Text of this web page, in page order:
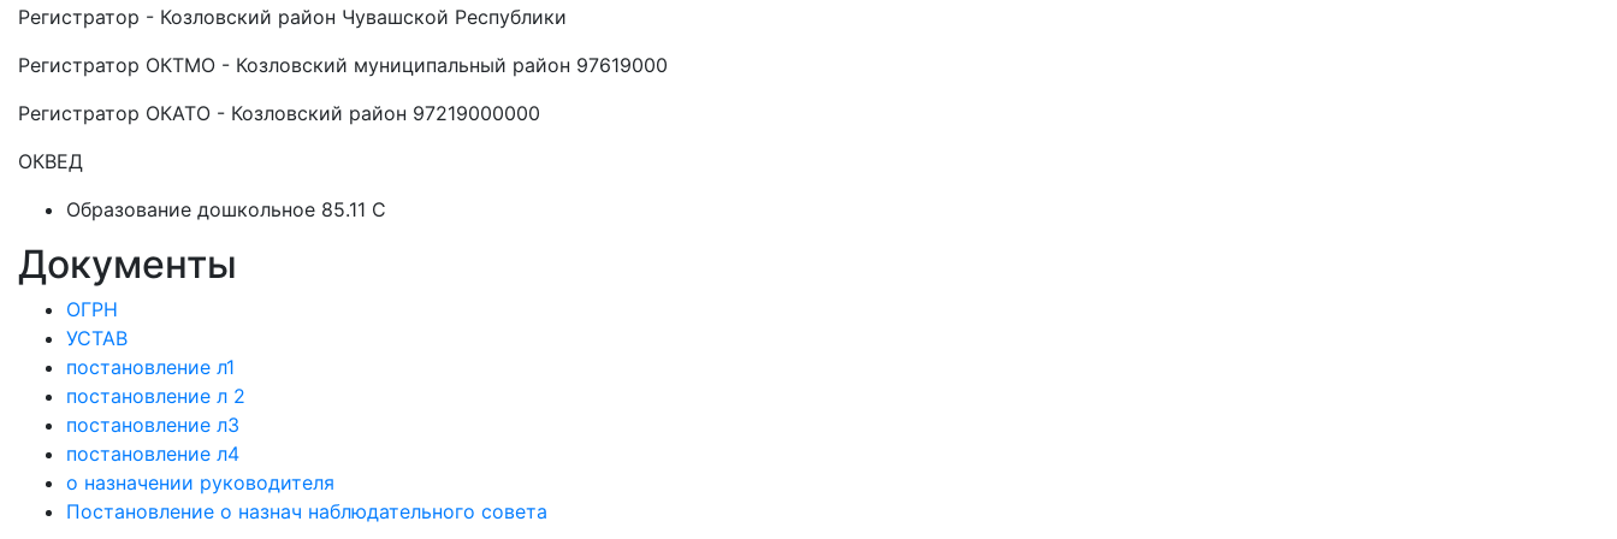
Регистратор - Козловский район Чувашской Республики
Регистратор ОКТМО - Козловский муниципальный район 97619000
Регистратор ОКАТО - Козловский район 97219000000
ОКВЕД
Образование дошкольное 85.11 C
Документы
ОГРН
УСТАВ
постановление л1
постановление л 2
постановление л3
постановление л4
о назначении руководителя
Постановление о назнач наблюдательного совета